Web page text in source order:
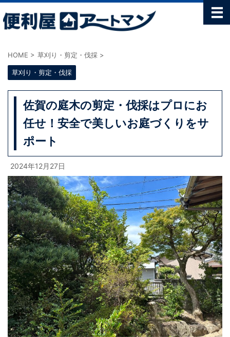
HOME > 草刈り・剪定・伐採 >
草刈り・剪定・伐採
佐賀の庭木の剪定・伐採はプロにお
任せ！安全で美しいお庭づくりをサ
ポート
2024年12月27日